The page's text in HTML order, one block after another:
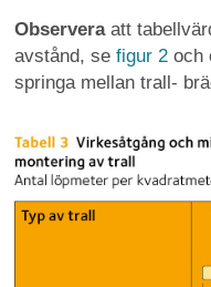
Observeraatt
avstånd, se figur 2och
springa mellan trall-